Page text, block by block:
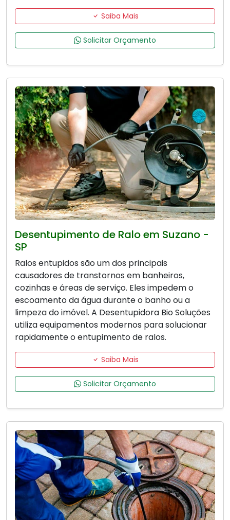
Saiba Mais
Solicitar Orçamento
Desentupimento de Ralo em Suzano -
SP
Ralos entupidos são um dos principais
causadores de transtornos em banheiros,
cozinhas e áreas de serviço. Eles impedem o
escoamento da água durante o banho ou a
limpeza do imóvel. A Desentupidora Bio Soluções
utiliza equipamentos modernos para solucionar
rapidamente o entupimento de ralos.
Saiba Mais
Solicitar Orçamento